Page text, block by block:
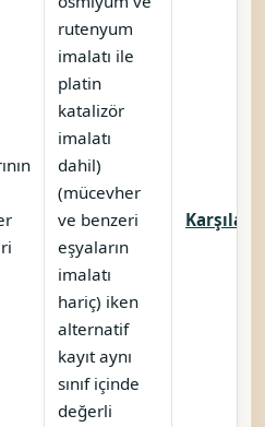
rutenyum
imalatı ile
platin
katalizör
imalatı
dahil)
(mücevher
ve benzeri
eşyaların
imalatı
hariç) iken
alternatif
kayıt aynı
sınıf içinde
değerli